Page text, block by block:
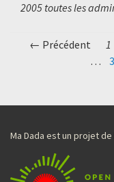
2005 toutes les
← Précédent 1
…
Ma Dada est un projet